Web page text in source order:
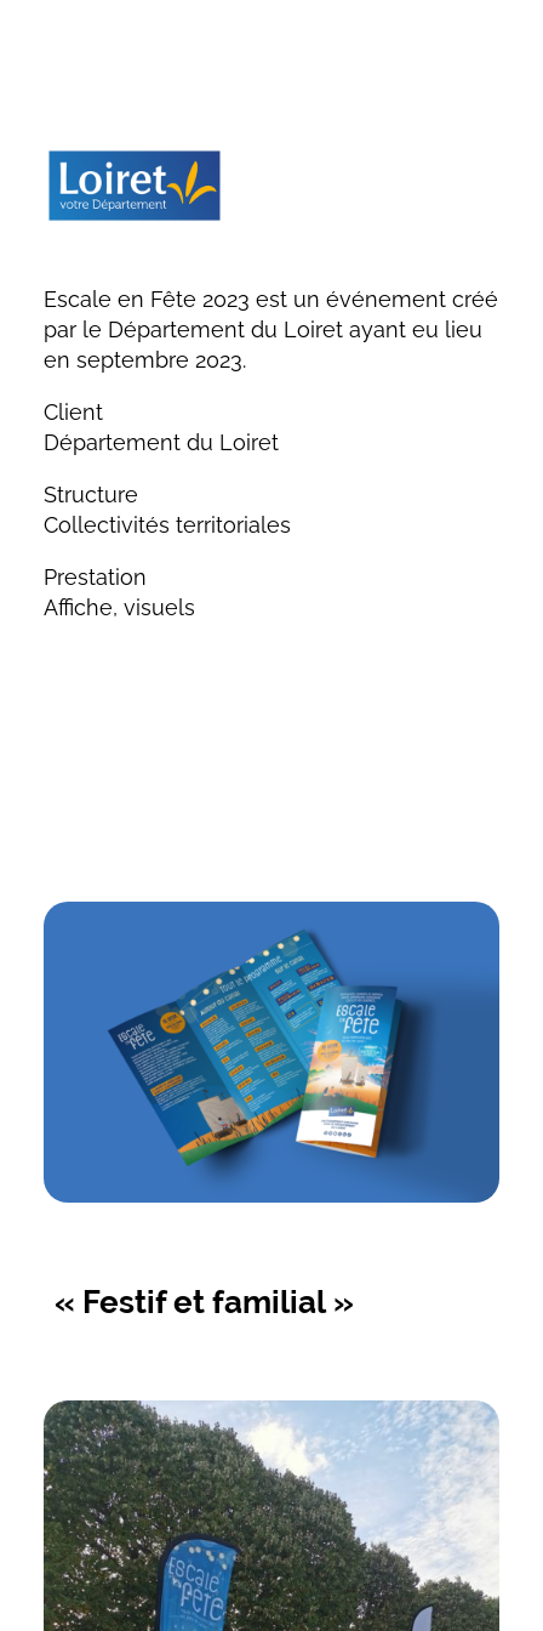
Escale en Fête 2023 est un événement créé
par le Département du Loiret ayant eu lieu
en septembre 2023.
Client
Département du Loiret
Structure
Collectivités territoriales
Prestation
Affiche, visuels
« Festif et familial »